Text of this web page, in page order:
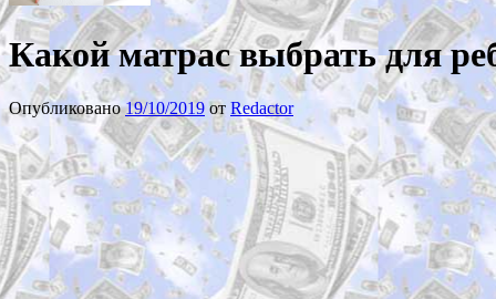
Какой матрас выбрать для
Опубликовано19/10/2019 от Redactor